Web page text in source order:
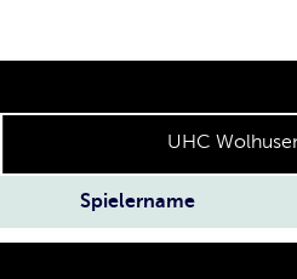
UHC
Spielername